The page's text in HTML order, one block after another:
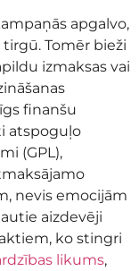
apgalvo,
Tomēr bieži
izmaksas vai
finanšu
atspoguļo
(GPL),
nevis emocijām
aizdevēji
ko stingri
likums,